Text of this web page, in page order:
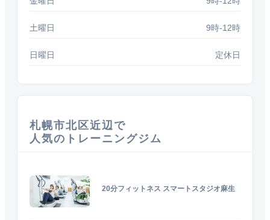
土曜日 9時-12時
日曜日 定休日
札幌市北区近辺で
人気のトレーニングジム
20分フィットネス スマートスタジオ麻生